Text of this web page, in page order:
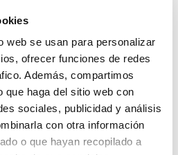
web se usan para personalizar
ofrecer funciones de redes
Además, compartimos
que haga del sitio web con
sociales, publicidad y análisis
con otra información
o que hayan recopilado a
reproducibilidad es
positiva o negativa durante
UCT ofrece una gama de
o negativa que permiten ajustar
en fase sólida.
COA
Regístrate para
descargas